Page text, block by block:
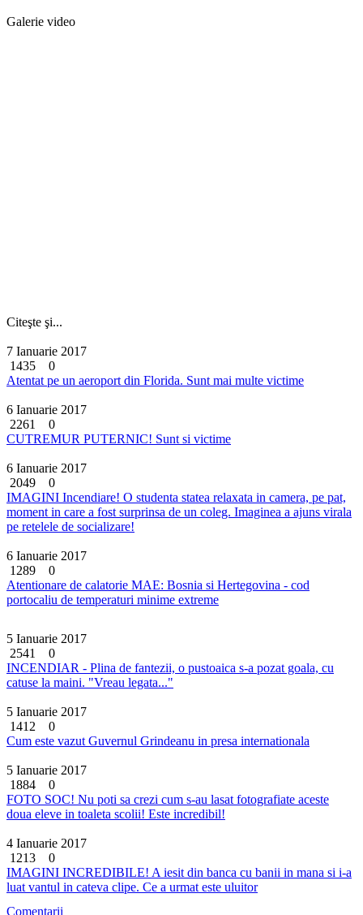
Galerie video
Citeşte şi...
7 Ianuarie 2017
1435
0
Atentat pe un aeroport din Florida. Sunt mai multe victime
6 Ianuarie 2017
2261
0
CUTREMUR PUTERNIC! Sunt si victime
6 Ianuarie 2017
2049
0
IMAGINI Incendiare! O studenta statea relaxata in camera, pe pat,
moment in care a fost surprinsa de un coleg. Imaginea a ajuns virala
pe retelele de socializare!
6 Ianuarie 2017
1289
0
Atentionare de calatorie MAE: Bosnia si Hertegovina - cod
portocaliu de temperaturi minime extreme
5 Ianuarie 2017
2541
0
INCENDIAR - Plina de fantezii, o pustoaica s-a pozat goala, cu
catuse la maini. "Vreau legata..."
5 Ianuarie 2017
1412
0
Cum este vazut Guvernul Grindeanu in presa internationala
5 Ianuarie 2017
1884
0
FOTO SOC! Nu poti sa crezi cum s-au lasat fotografiate aceste
doua eleve in toaleta scolii! Este incredibil!
4 Ianuarie 2017
1213
0
IMAGINI INCREDIBILE! A iesit din banca cu banii in mana si i-a
luat vantul in cateva clipe. Ce a urmat este uluitor
Comentarii